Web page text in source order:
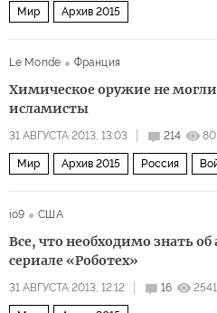
Мир Архив 2015
Le Monde Франция
Химическое оружие не
исламисты
31 АВГУСТА 2013, 13:03 214 80
Мир Архив 2015 Россия
io9 США
Все, что необходимо знать
сериале «Роботех»
31 АВГУСТА 2013, 12:12 16 2541